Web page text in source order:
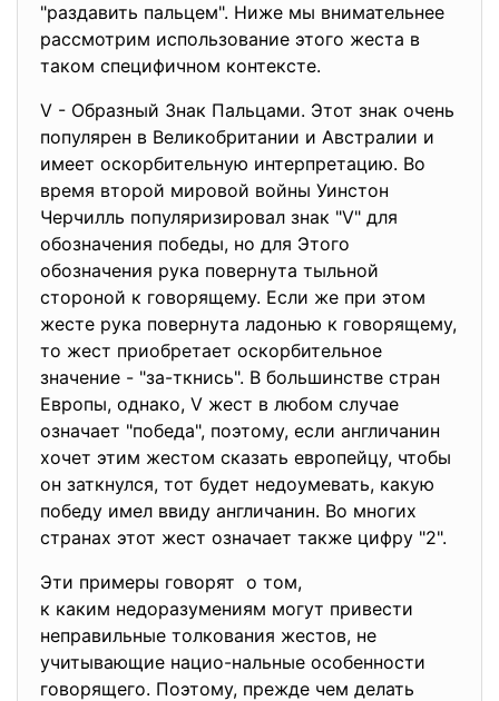
"раздавить пальцем". Ниже мы внимательнее
рассмотрим использование этого жеста в
таком специфичном контексте.
V - Образный Знак Пальцами. Этот знак очень
популярен в Великобритании и Австралии и
имеет оскорбительную интерпретацию. Во
время второй мировой войны Уинстон
Черчилль популяризировал знак "V" для
обозначения победы, но для Этого
обозначения рука повернута тыльной
стороной к говорящему. Если же при этом
жесте рука повернута ладонью к говорящему,
то жест приобретает оскорбительное
значение - "за-ткнись". В большинстве стран
Европы, однако, V жест в любом случае
означает "победа", поэтому, если англичанин
хочет этим жестом сказать европейцу, чтобы
он заткнулся, тот будет недоумевать, какую
победу имел ввиду англичанин. Во многих
странах этот жест означает также цифру "2".
Эти примеры говорят о том,
к каким недоразумениям могут привести
неправильные толкования жестов, не
учитывающие нацио-нальные особенности
говорящего. Поэтому, прежде чем делать